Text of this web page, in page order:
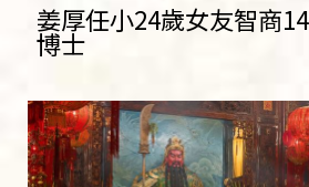
姜厚任小24歲女友智商
博士